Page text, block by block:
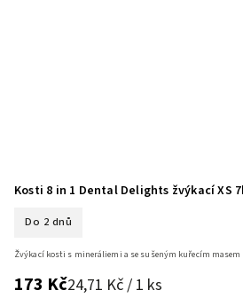
Kosti 8 in 1 Dental Delights žvýkací XS
Do 2 dnů
173 Kč24,71 Kč / 1 ks
Žvýkací kosti s mineráliemi a se sušeným kuřecím